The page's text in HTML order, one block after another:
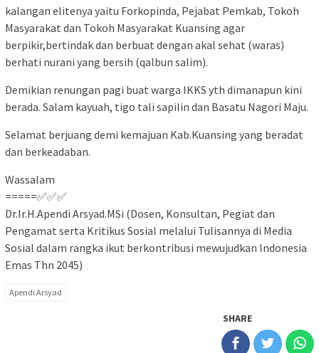
kalangan elitenya yaitu Forkopinda, Pejabat Pemkab, Tokoh
Masyarakat dan Tokoh Masyarakat Kuansing agar
berpikir,bertindak dan berbuat dengan akal sehat (waras)
berhati nurani yang bersih (qalbun salim).
Demikian renungan pagi buat warga IKKS yth dimanapun kini
berada. Salam kayuah, tigo tali sapilin dan Basatu Nagori Maju.
Selamat berjuang demi kemajuan Kab.Kuansing yang beradat
dan berkeadaban.
Wassalam
=====✅✅✅
Dr.Ir.H.Apendi Arsyad.MSi (Dosen, Konsultan, Pegiat dan
Pengamat serta Kritikus Sosial melalui Tulisannya di Media
Sosial dalam rangka ikut berkontribusi mewujudkan Indonesia
Emas Thn 2045)
Apendi Arsyad
SHARE